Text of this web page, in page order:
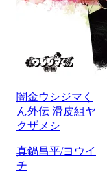
闇金ウシジマく
ん外伝 滑皮組ヤ
クザメシ
真鍋昌平/ヨウイ
チ